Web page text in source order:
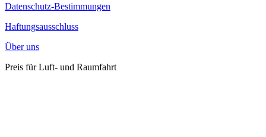
Datenschutz-Bestimmungen
Haftungsausschluss
Über uns
Preis für Luft- und Raumfahrt